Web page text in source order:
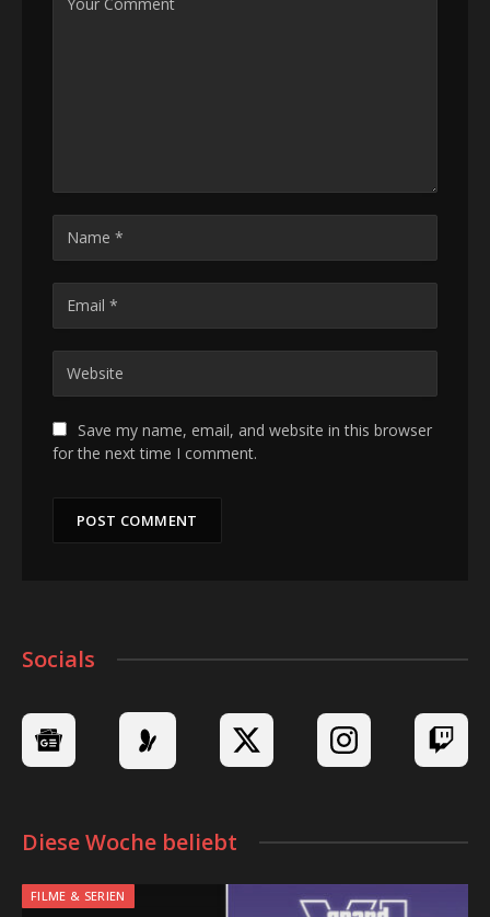
Save my name, email, and website in this browser
for the next time I comment.
Socials
Diese Woche beliebt
FILME & SERIEN